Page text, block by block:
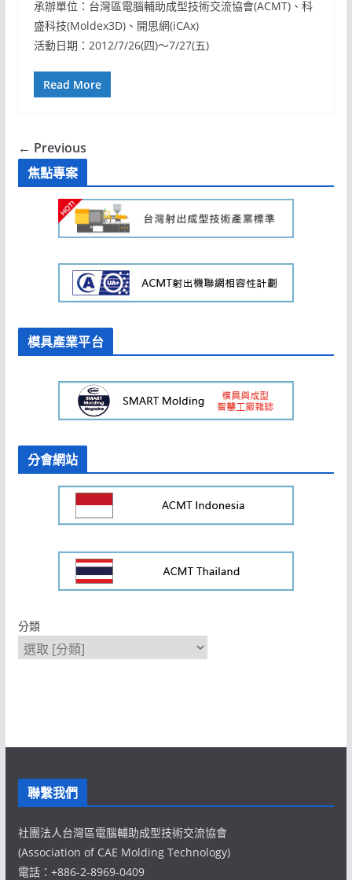
承辦單位：台灣區電腦輔助成型技術交流協會(ACMT)、科
盛科技(Moldex3D)、開思網(iCAx)
活動日期：2012/7/26(四)～7/27(五)
Read More
← Previous
焦點專案
模具產業平台
分會網站
分類
聯繫我們
社團法人台灣區電腦輔助成型技術交流協會
(Association of CAE Molding Technology)
電話：+886-2-8969-0409